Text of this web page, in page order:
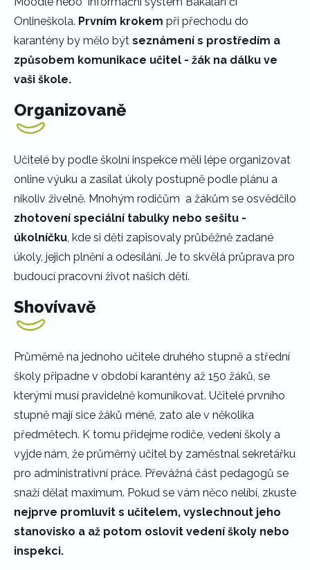
Onlineškola. Prvním krokem při přechodu do
karantény by mělo být seznámení s prostředím a
způsobem komunikace učitel - žák na dálku ve
vaši škole.
Organizovaně
Učitelé by podle školní inspekce měli lépe organizovat
online výuku a zasílat úkoly postupně podle plánu a
nikoliv živelně. Mnohým rodičům a žákům se osvědčilo
zhotovení speciální tabulky nebo sešitu -
úkolníčku, kde si děti zapisovaly průběžně zadané
úkoly, jejich plnění a odesílání. Je to skvělá průprava pro
budoucí pracovní život našich dětí.
Shovívavě
Průměrně na jednoho učitele druhého stupně a střední
školy připadne v období karantény až 150 žáků, se
kterými musí pravidelně komunikovat. Učitelé prvního
stupně mají sice žáků méně, zato ale v několika
předmětech. K tomu přidejme rodiče, vedení školy a
vyjde nám, že průměrný učitel by zaměstnal sekretářku
pro administrativní práce. Převážná část pedagogů se
snaží dělat maximum. Pokud se vám něco nelíbí, zkuste
nejprve promluvit s učitelem, vyslechnout jeho
stanovisko a až potom oslovit vedení školy nebo
inspekci.